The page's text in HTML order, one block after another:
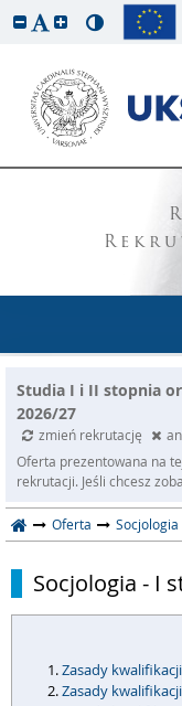
Studia I i II stopnia
2026/27
zmień rekrutację
Oferta prezentowana na
rekrutacji. Jeśli chcesz
Oferta Socjologia
Socjologia - I
Zasady
Zasady